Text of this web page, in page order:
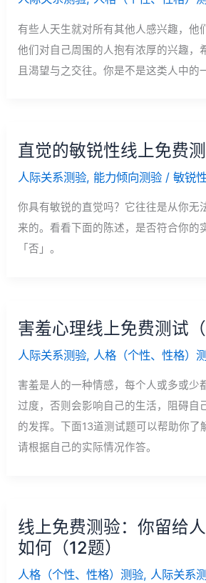
有些人天生就对所有其他人感兴趣，他
他们对自己周围的人抱有浓厚的兴趣，
且渴望与之交往。你是不是这类人中的
直觉的敏锐性线上免费
人际关系测验, 能力倾向测验 /敏锐
你具有敏锐的直觉吗？它往往是从你无
来的。看看下面的陈述，是否符合你的
「否」。
害羞心理线上免费测试（
人际关系测验, 人格（个性、性格）
害羞是人的一种情感，每个人或多或少
过度，否则会影响自己的生活，阻碍自
的发挥。下面13道测试题可以帮助你了
请根据自己的实际情况作答。
线上免费测验：你留给
如何（12题）
人格（个性、性格）测验, 人际关系